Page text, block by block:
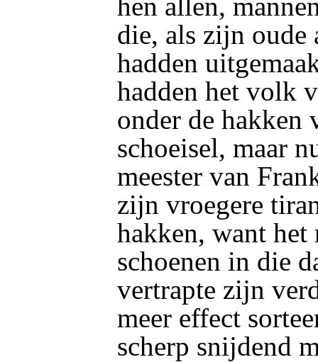
die, als zijn
hadden
hadden het volk
onder de hakken
schoeisel, maar
meester van
zijn vroegere
hakken, want het
schoenen in die
vertrapte zijn
meer effect
scherp snijdend